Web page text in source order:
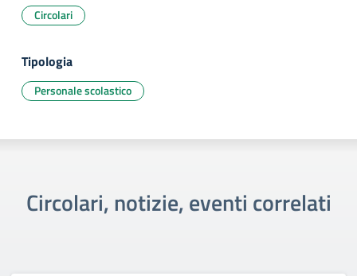
Circolari
Tipologia
Personale scolastico
Circolari, notizie, eventi correlati